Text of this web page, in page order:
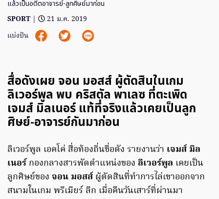
แล้วเป็นอดีตอาจารย์-ลูกศิษย์มาก่อน
SPORT |
21 ม.ค. 2019
แบ่งปัน
สื่อดังเผย จอน มอสส์ ผู้ตัดสินในเกม
ลิเวอร์พูล พบ คริสตัล พาเลซ ที่ตะเพิด
เจมส์ มิลเนอร์ แท้ที่จริงแล้วเคยเป็นลูก
ศิษย์-อาจารย์กันมาก่อน
ลิเวอร์พูล เอคโค่ สื่อท้องถิ่นชื่อดัง รายงานว่า เจมส์ มิล
เนอร์กองกลางสารพัดตำแหน่งของ ลิเวอร์พูล เคยเป็น
ลูกศิษย์ของ จอน มอสส์ ผู้ตัดสินที่ทำการไล่เขาออกจาก
สนามในเกม พรีเมียร์ ลีก เมื่อคืนวันเสาร์ที่ผ่านมา